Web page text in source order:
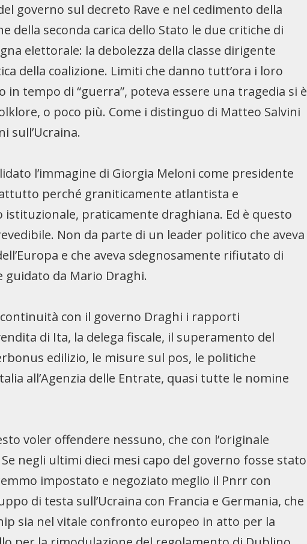
governo sul decreto Rave e nel cedimento della
della seconda carica dello Stato le due critiche di
elettorale: la debolezza della classe dirigente
della coalizione. Limiti che danno tutt’ora i loro
tempo di “guerra”, poteva essere una tragedia si è
o poco più. Come i distinguo di Matteo Salvini
sull’Ucraina.
l’immagine di Giorgia Meloni come presidente
perché graniticamente atlantista e
praticamente draghiana. Ed è questo
Non da parte di un leader politico che aveva
e che aveva sdegnosamente rifiutato di
da Mario Draghi.
con il governo Draghi i rapporti
di Ita, la delega fiscale, il superamento del
edilizio, le misure sul pos, le politiche
all’Agenzia delle Entrate, quasi tutte le nomine
voler offendere nessuno, che con l’originale
negli ultimi dieci mesi capo del governo fosse stato
impostato e negoziato meglio il Pnrr con
di testa sull’Ucraina con Francia e Germania, che
sia nel vitale confronto europeo in atto per la